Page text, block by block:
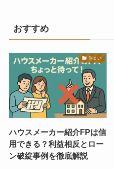
おすすめ
住まい
ハウスメーカー紹介FPは信
用できる？利益相反とロー
ン破綻事例を徹底解説